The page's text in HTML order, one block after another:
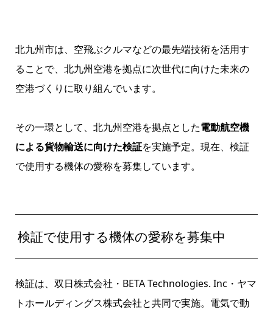
北九州市は、空飛ぶクルマなどの最先端技術を活用す
ることで、北九州空港を拠点に次世代に向けた未来の
空港づくりに取り組んでいます。
その一環として、北九州空港を拠点とした電動航空機
による貨物輸送に向けた検証を実施予定。現在、検証
で使用する機体の愛称を募集しています。
検証で使用する機体の愛称を募集中
検証は、双日株式会社・BETA Technologies. Inc・ヤマ
トホールディングス株式会社と共同で実施。電気で動